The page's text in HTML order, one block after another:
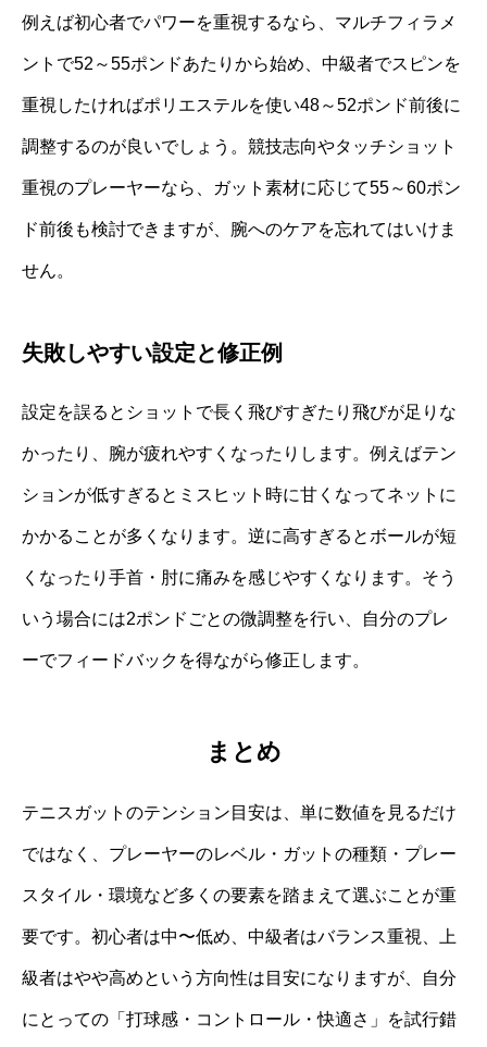
例えば初心者でパワーを重視するなら、マルチフィラメ
ントで52～55ポンドあたりから始め、中級者でスピンを
重視したければポリエステルを使い48～52ポンド前後に
調整するのが良いでしょう。競技志向やタッチショット
重視のプレーヤーなら、ガット素材に応じて55～60ポン
ド前後も検討できますが、腕へのケアを忘れてはいけま
せん。
失敗しやすい設定と修正例
設定を誤るとショットで長く飛びすぎたり飛びが足りな
かったり、腕が疲れやすくなったりします。例えばテン
ションが低すぎるとミスヒット時に甘くなってネットに
かかることが多くなります。逆に高すぎるとボールが短
くなったり手首・肘に痛みを感じやすくなります。そう
いう場合には2ポンドごとの微調整を行い、自分のプレ
ーでフィードバックを得ながら修正します。
まとめ
テニスガットのテンション目安は、単に数値を見るだけ
ではなく、プレーヤーのレベル・ガットの種類・プレー
スタイル・環境など多くの要素を踏まえて選ぶことが重
要です。初心者は中〜低め、中級者はバランス重視、上
級者はやや高めという方向性は目安になりますが、自分
にとっての「打球感・コントロール・快適さ」を試行錯